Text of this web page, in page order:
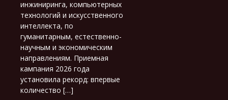
инжиниринга, компьютерных
технологий и искусственного
интеллекта, по
гуманитарным, естественно-
научным и экономическим
направлениям. Приемная
кампания 2026 года
установила рекорд: впервые
количество […]